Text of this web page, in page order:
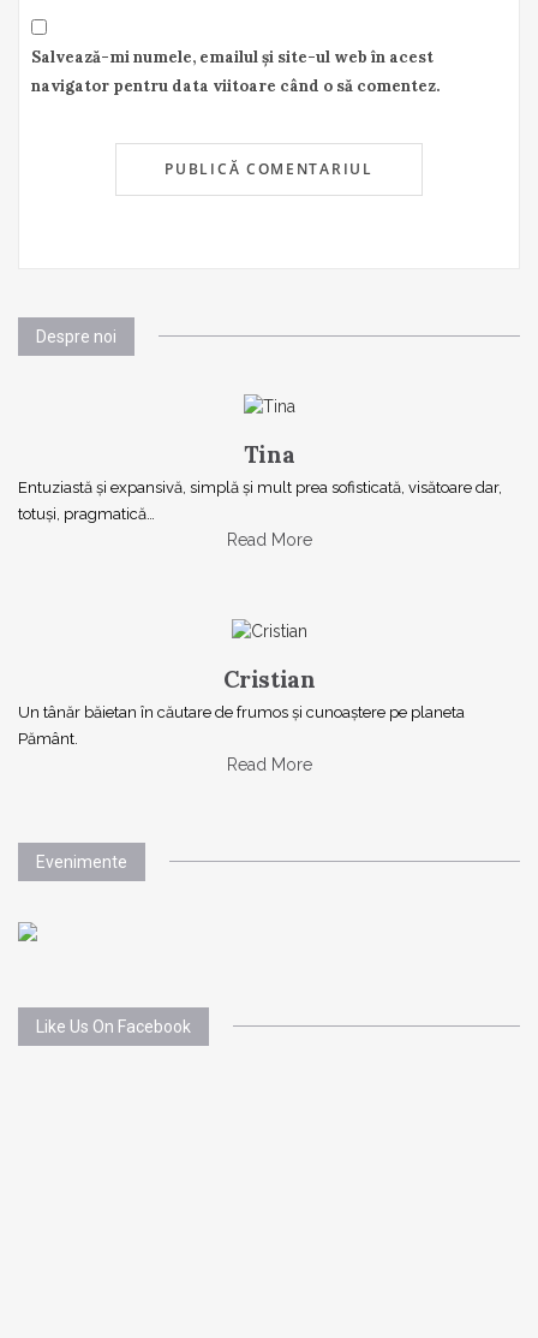
Salvează-mi numele, emailul și site-ul web în acest
navigator pentru data viitoare când o să comentez.
Despre noi
Tina
Entuziastă şi expansivă, simplă şi mult prea sofisticată, visătoare dar,
totuşi, pragmatică…
Read More
Cristian
Un tânăr băietan în căutare de frumos și cunoaștere pe planeta
Pământ.
Read More
Evenimente
Like Us On Facebook